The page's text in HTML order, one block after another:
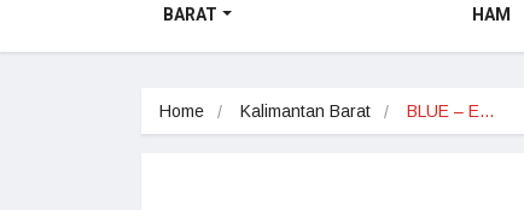
BARAT
HAM
Home Kalimantan Barat BLUE – E…